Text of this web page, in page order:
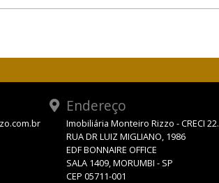
Endereço
Imobiliária Monteiro Rizzo - CRECI
RUA DR LUIZ MIGLIANO, 1986
EDF BONNAIRE OFFICE
SALA 1409, MORUMBI - SP
CEP 05711-001